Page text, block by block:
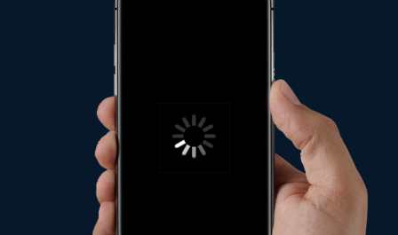
наши услуги